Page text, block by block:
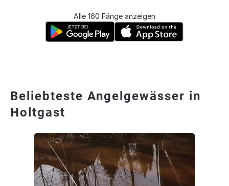
Alle 160 Fänge anzeigen
Beliebteste Angelgewässer in
Holtgast